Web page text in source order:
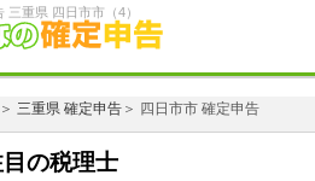
三重県 四日市市（4）
三重県 確定申告＞ 四日市市 確定申告
の税理士